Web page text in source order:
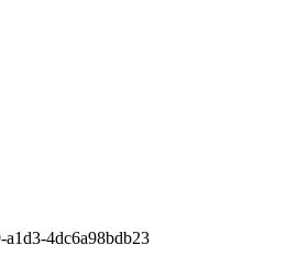
4dc6a98bdb23